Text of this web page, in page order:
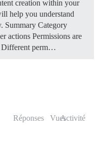
creation within your
help you understand
Summary Category
actions Permissions are
Different perm…
Réponses VuesActivité